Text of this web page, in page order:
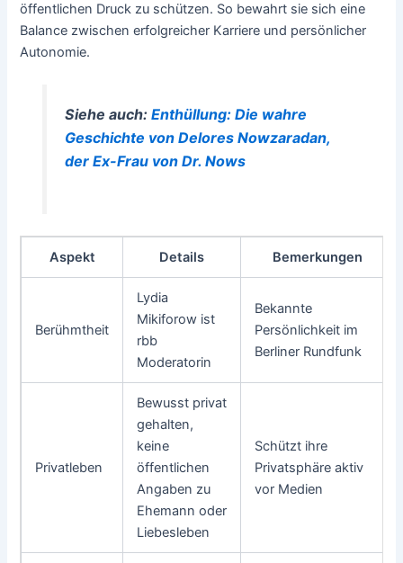
öffentlichen Druck zu schützen. So bewahrt sie sich eine
Balance zwischen erfolgreicher Karriere und persönlicher
Autonomie.
Siehe auch: Enthüllung: Die wahre
Geschichte von Delores Nowzaradan,
der Ex-Frau von Dr. Nows
Aspekt Details Bemerkungen
Berühmtheit
Lydia
Mikiforow ist
rbb
Moderatorin
Bekannte
Persönlichkeit im
Berliner Rundfunk
Privatleben
Bewusst privat
gehalten,
keine
öffentlichen
Angaben zu
Ehemann oder
Liebesleben
Schützt ihre
Privatsphäre aktiv
vor Medien